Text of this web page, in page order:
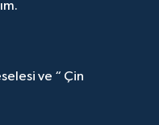
ve “ Çin